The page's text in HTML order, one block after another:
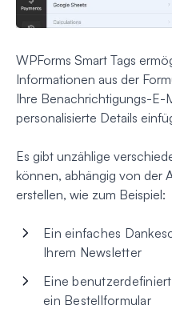
WPForms Smart Tags
Informationen aus der
Ihre Benachrichtigungs-E-
personalisierte Details
Es gibt unzählige
können, abhängig von der
erstellen, wie zum Beispiel:
Ein einfaches
Ihrem Newsletter
Eine
ein Bestellformular